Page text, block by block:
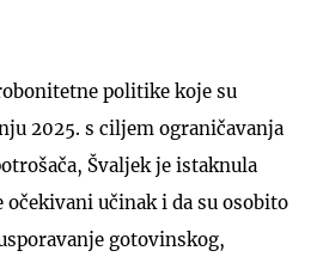
politike koje su
2025. s ciljem ograničavanja
Švaljek je istaknula
očekivani učinak i da su osobito
gotovinskog,